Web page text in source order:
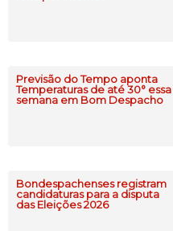
Previsão do Tempo aponta
Temperaturas de até 30° essa
semana em Bom Despacho
Bondespachenses registram
candidaturas para a disputa
das Eleições 2026